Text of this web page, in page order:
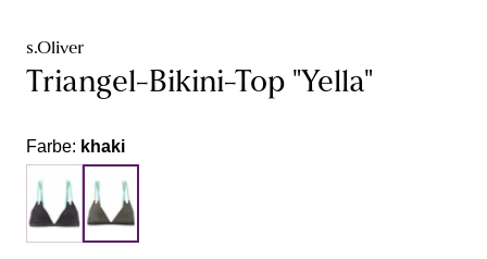
s.Oliver
Triangel-Bikini-Top "Yella"
Farbe: khaki